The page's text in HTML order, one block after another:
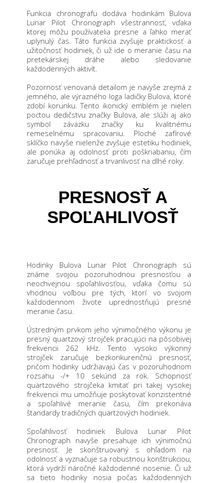
Funkcia chronografu dodáva hodinkám Bulova
Lunar Pilot Chronograph všestrannosť, vďaka
ktorej môžu používatelia presne a ľahko merať
uplynulý čas. Táto funkcia zvyšuje praktickosť a
užitočnosť hodiniek, či už ide o meranie času na
pretekárskej dráhe alebo sledovanie
každodenných aktivít.
Pozornosť venovaná detailom je navyše zrejmá z
jemného, ale výrazného loga ladičky Bulova, ktoré
zdobí korunku. Tento ikonický emblém je nielen
poctou dedičstvu značky Bulova, ale slúži aj ako
symbol záväzku značky ku kvalitnému
remeselnému spracovaniu. Ploché zafírové
sklíčko navyše nielenže zvyšuje estetiku hodiniek,
ale ponúka aj odolnosť proti poškriabaniu, čím
zaručuje prehľadnosť a trvanlivosť na dlhé roky.
PRESNOSŤ A
SPOĽAHLIVOSŤ
Hodinky Bulova Lunar Pilot Chronograph sú
známe svojou pozoruhodnou presnosťou a
neochvejnou spoľahlivosťou, vďaka čomu sú
vhodnou voľbou pre tých, ktorí vo svojom
každodennom živote uprednostňujú presné
meranie času.
Ústredným prvkom jeho výnimočného výkonu je
presný quartzový strojček pracujúci na pôsobivej
frekvencii 262 kHz. Tento vysoko výkonný
strojček zaručuje bezkonkurenčnú presnosť,
pričom hodinky udržiavajú čas v pozoruhodnom
rozsahu -/+ 10 sekúnd za rok. Schopnosť
quartzového strojčeka kmitať pri takej vysokej
frekvencii mu umožňuje poskytovať konzistentné
a spoľahlivé meranie času, čím prekonáva
štandardy tradičných quartzových hodiniek.
Spoľahlivosť hodiniek Bulova Lunar Pilot
Chronograph navyše presahuje ich výnimočnú
presnosť. Je skonštruovaný s ohľadom na
odolnosť a vyznačuje sa robustnou konštrukciou,
ktorá vydrží náročné každodenné nosenie. Či už
sa tieto hodinky nosia počas každodenných